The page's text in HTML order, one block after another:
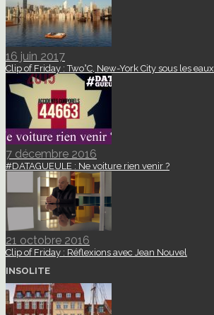
16 juin 2017
Clip of Friday : Two°C, New-York City sous les eaux.
7 décembre 2016
#DATAGUEULE : Ne voiture rien venir ?
21 octobre 2016
Clip of Friday : Réflexions avec Jean Nouvel
INSOLITE